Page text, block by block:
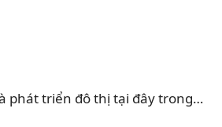
phát triển đô thị tại đây trong…